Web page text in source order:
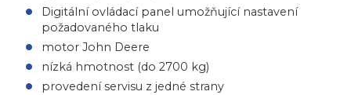
Digitální ovládací panel umožňující nastavení
požadovaného tlaku
motor John Deere
nízká hmotnost (do 2700 kg)
provedení servisu z jedné strany